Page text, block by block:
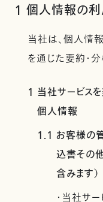
1 個人情報の
当社は、個人情
を通じた要約・
1 当社サービス
個人情報
1.1 お客様の
込書その
含みます）
・当社サ